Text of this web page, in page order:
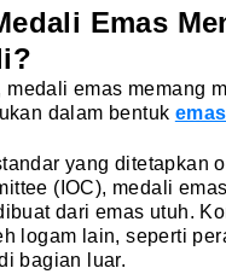
Emas
medali emas memang
dalam bentuk
yang ditetapkan
(IOC), medali
dari emas utuh.
logam lain, seperti
bagian luar.